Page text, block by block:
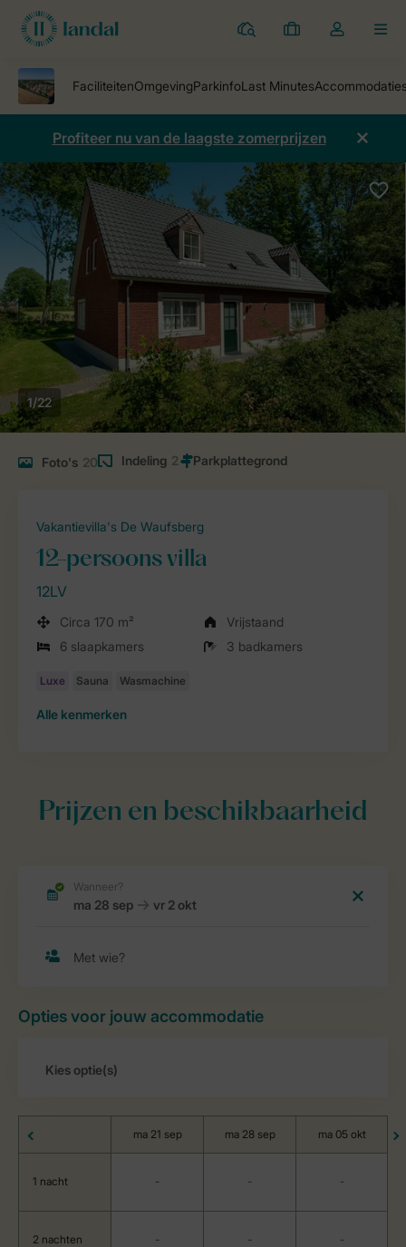
Parken
Mijn
Open
mijn
account
Profiteer nu van de laagste zomerprijzen
1/22
Foto's 20 Indeling 2
Vakantievilla's De Waufsberg
12-persoons villa
12LV
Circa 170 m²
Vrijstaand
6 slaapkamers
3 badkamers
Alle kenmerken
Prijzen en beschikbaarheid
Opties voor jouw accommodatie
ma 21 sep ma 28 sep ma 05 okt
1 nacht - - -
2 nachten - - -